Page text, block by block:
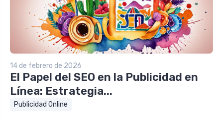
14 de febrero de 2026
El Papel del SEO en la Publicidad en
Línea: Estrategia...
Publicidad Online